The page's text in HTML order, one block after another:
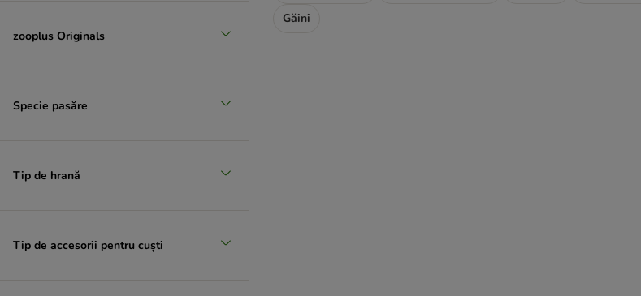
zooplus Originals
Specie pasăre
Tip de hrană
Tip de accesorii pentru cuști
Găini